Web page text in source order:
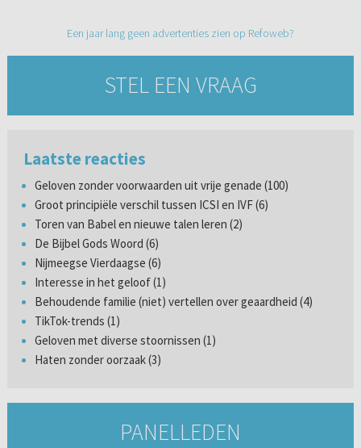
Een jaar lang geen advertenties zien op Refoweb?
STEL EEN VRAAG
Laatste reacties
Geloven zonder voorwaarden uit vrije genade (100)
Groot principiële verschil tussen ICSI en IVF (6)
Toren van Babel en nieuwe talen leren (2)
De Bijbel Gods Woord (6)
Nijmeegse Vierdaagse (6)
Interesse in het geloof (1)
Behoudende familie (niet) vertellen over geaardheid (4)
TikTok-trends (1)
Geloven met diverse stoornissen (1)
Haten zonder oorzaak (3)
PANELLEDEN